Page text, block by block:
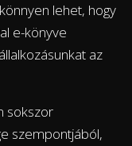
lehet, hogy
e-könyve
az
sokszor
szempontjából,